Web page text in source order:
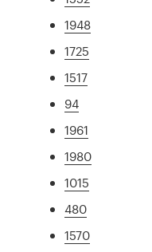
1948
1725
1517
94
1961
1980
1015
480
1570